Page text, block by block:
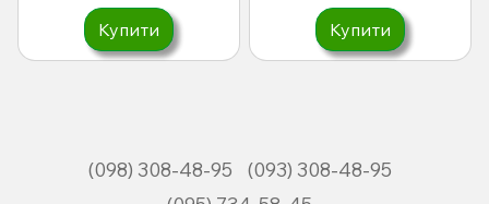
Купити Купити
(098) 308-48-95
(093) 308-48-95